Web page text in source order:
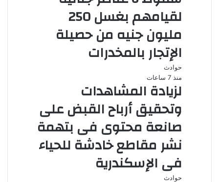
لقيامهم بغسل 250
مليون جنيه من حصيلة
الإتجار بالمخدرات
حوادث
منذ 7 ساعات
لزيادة المشاهدات
وتحقيق أرباح القبض على
صانعة محتوى فى بتهمة
نشر مقاطع خادشة للحياء
فى الإسكندرية
حوادث